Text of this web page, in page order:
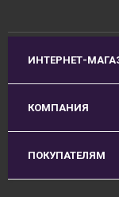
ИНТЕРНЕТ-
КОМПАНИЯ
ПОКУПАТЕЛЯМ